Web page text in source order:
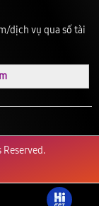
dịch vụ qua số tài